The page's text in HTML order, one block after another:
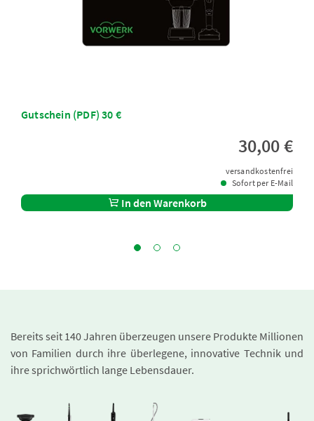
Gutschein (PDF) 30 €
30,00 €
versandkostenfrei
Sofort per E-Mail
In den Warenkorb
Bereits seit 140 Jahren überzeugen unsere Produkte Millionen
von Familien durch ihre überlegene, innovative Technik und
ihre sprichwörtlich lange Lebensdauer.